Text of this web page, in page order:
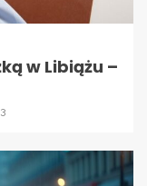
w Libiążu –